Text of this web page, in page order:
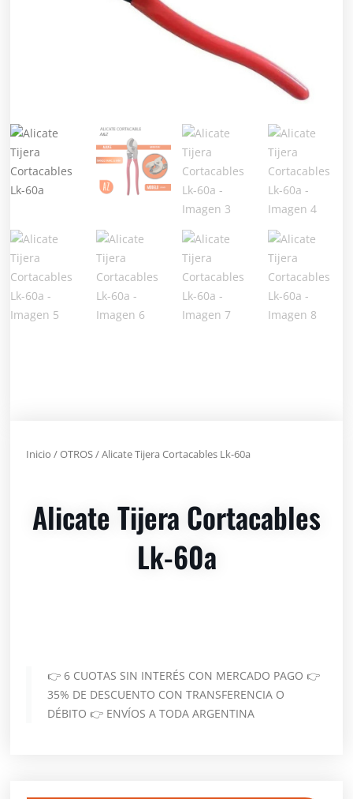
Inicio /OTROS/ Alicate Tijera Cortacables Lk-60a
Alicate Tijera Cortacables
Lk-60a
👉 6 CUOTAS SIN INTERÉS CON MERCADO PAGO 👉
35% DE DESCUENTO CON TRANSFERENCIA O
DÉBITO 👉 ENVÍOS A TODA ARGENTINA